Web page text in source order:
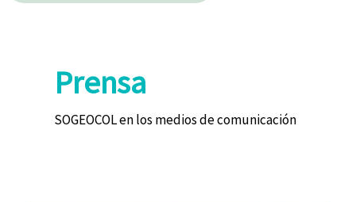
Prensa
SOGEOCOL en los medios de comunicación